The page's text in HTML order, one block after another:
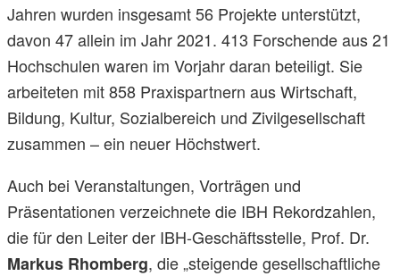
Jahren wurden insgesamt 56 Projekte unterstützt,
davon 47 allein im Jahr 2021. 413 Forschende aus 21
Hochschulen waren im Vorjahr daran beteiligt. Sie
arbeiteten mit 858 Praxispartnern aus Wirtschaft,
Bildung, Kultur, Sozialbereich und Zivilgesellschaft
zusammen – ein neuer Höchstwert.
Auch bei Veranstaltungen, Vorträgen und
Präsentationen verzeichnete die IBH Rekordzahlen,
die für den Leiter der IBH-Geschäftsstelle, Prof. Dr.
Markus Rhomberg, die „steigende gesellschaftliche